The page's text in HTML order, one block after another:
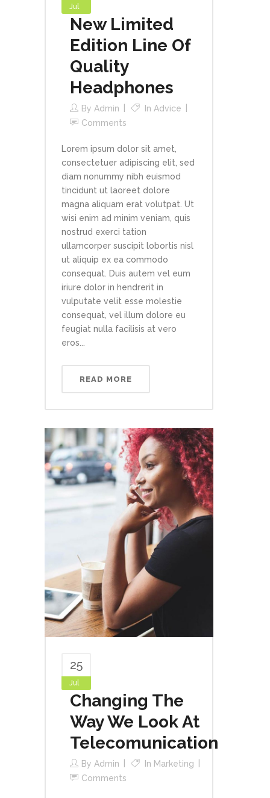
Jul
New Limited
Edition Line Of
Quality
Headphones
By Admin In Advice
Comments
Lorem ipsum dolor sit amet,
consectetuer adipiscing elit, sed
diam nonummy nibh euismod
tincidunt ut laoreet dolore
magna aliquam erat volutpat. Ut
wisi enim ad minim veniam, quis
nostrud exerci tation
ullamcorper suscipit lobortis nisl
ut aliquip ex ea commodo
consequat. Duis autem vel eum
iriure dolor in hendrerit in
vulputate velit esse molestie
consequat, vel illum dolore eu
feugiat nulla facilisis at vero
eros...
READ MORE
25
Jul
Changing The
Way We Look At
Telecomunication
By Admin In Marketing
Comments